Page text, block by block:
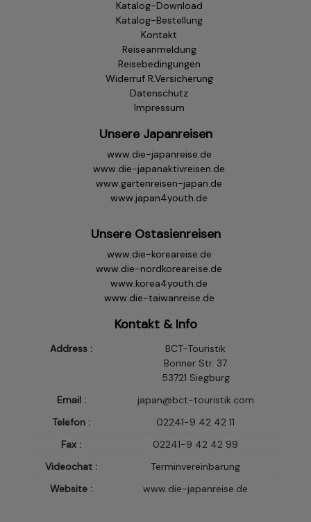
Katalog-Download
Katalog-Bestellung
Kontakt
Reiseanmeldung
Reisebedingungen
Widerruf R.Versicherung
Datenschutz
Impressum
Unsere Japanreisen
www.die-japanreise.de
www.die-japanaktivreisen.de
www.gartenreisen-japan.de
www.japan4youth.de
Unsere Ostasienreisen
www.die-koreareise.de
www.die-nordkoreareise.de
www.korea4youth.de
www.die-taiwanreise.de
Kontakt & Info
Address :
BCT-Touristik
Bonner Str. 37
53721 Siegburg
Email :
japan@bct-touristik.com
Telefon :
02241-9 42 42 11
Fax :
02241-9 42 42 99
Videochat :
Terminvereinbarung
Website :
www.die-japanreise.de